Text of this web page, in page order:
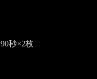
秒×2枚